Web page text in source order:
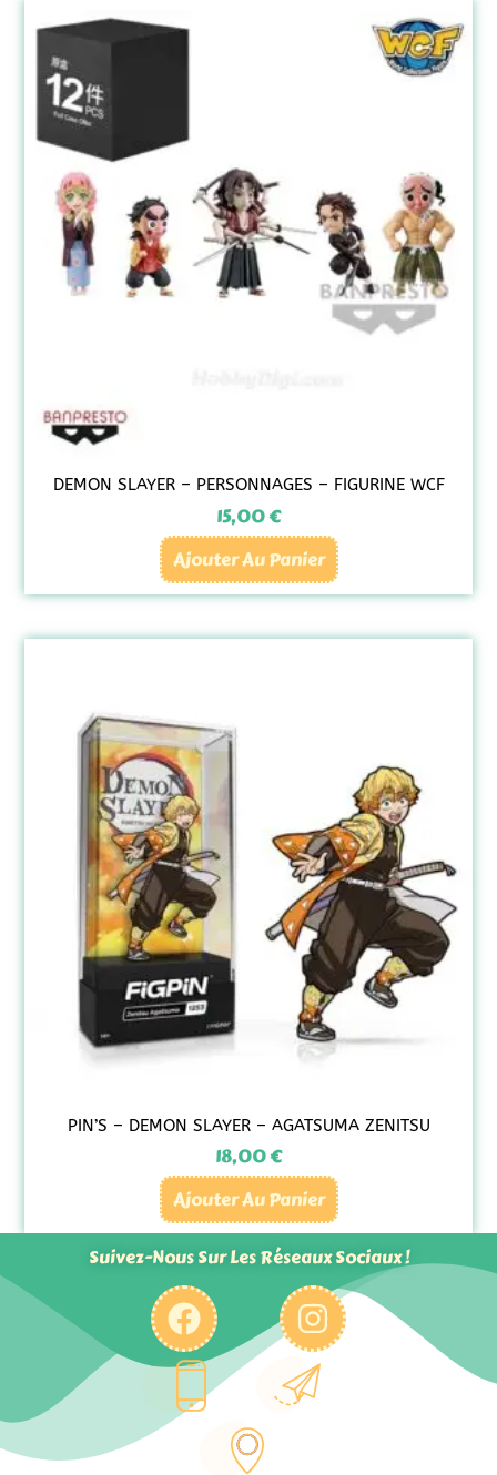
DEMON SLAYER – PERSONNAGES – FIGURINE WCF
15,00€
Ajouter Au Panier
PIN’S – DEMON SLAYER – AGATSUMA ZENITSU
18,00€
Ajouter Au Panier
Suivez-Nous Sur Les Réseaux Sociaux !